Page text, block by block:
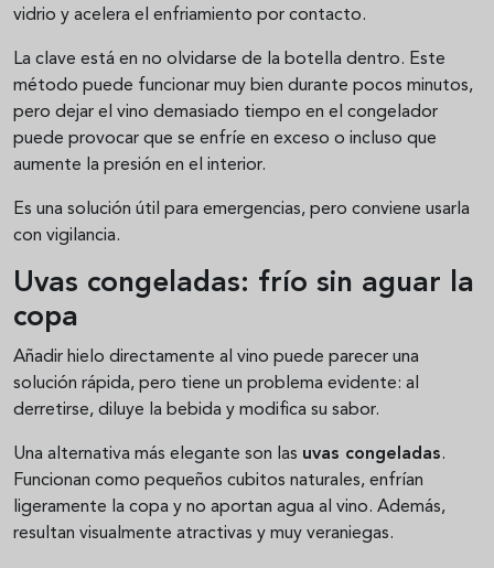
vidrio y acelera el enfriamiento por contacto.
La clave está en no olvidarse de la botella dentro. Este
método puede funcionar muy bien durante pocos minutos,
pero dejar el vino demasiado tiempo en el congelador
puede provocar que se enfríe en exceso o incluso que
aumente la presión en el interior.
Es una solución útil para emergencias, pero conviene usarla
con vigilancia.
Uvas congeladas: frío sin aguar la
copa
Añadir hielo directamente al vino puede parecer una
solución rápida, pero tiene un problema evidente: al
derretirse, diluye la bebida y modifica su sabor.
Una alternativa más elegante son las uvas congeladas.
Funcionan como pequeños cubitos naturales, enfrían
ligeramente la copa y no aportan agua al vino. Además,
resultan visualmente atractivas y muy veraniegas.